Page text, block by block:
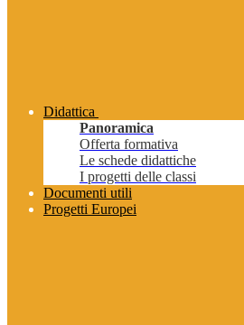
Didattica
Panoramica
Offerta formativa
Le schede didattiche
I progetti delle classi
Documenti utili
Progetti Europei